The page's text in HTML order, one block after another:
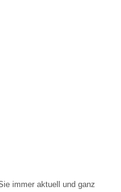
immer aktuell und ganz